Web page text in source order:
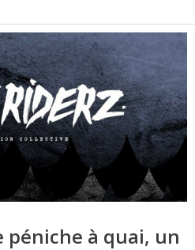
péniche à quai, un